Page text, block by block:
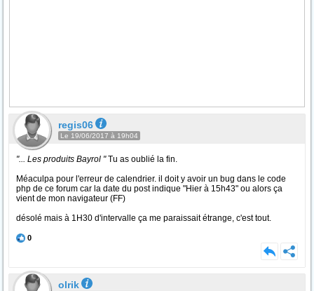
regis06
Le 19/06/2017 à 19h04
"... Les produits Bayrol "Tu as oublié la fin.
Méaculpa pour l'erreur de calendrier. il doit y avoir un bug dans le code
php de ce forum car la date du post indique "Hier à 15h43" ou alors ça
vient de mon navigateur (FF)
désolé mais à 1H30 d'intervalle ça me paraissait étrange, c'est tout.
0
olrik